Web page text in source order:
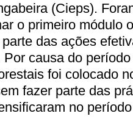
(Cieps).
o primeiro módulo
das ações
causa do
foi colocado
fazer parte das
no